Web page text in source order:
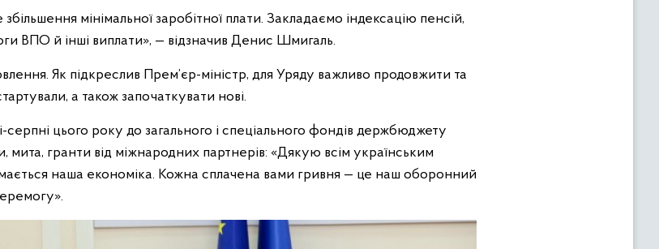
мінімальної заробітної плати. Закладаємо індексацію пенсій,
ВПО й інші виплати», — відзначив Денис Шмигаль.
Як підкреслив Прем’єр-міністр, для Уряду важливо продовжити та
а також започаткувати нові.
цього року до загального і спеціального фондів держбюджету
мита, гранти від міжнародних партнерів: «Дякую всім українським
наша економіка. Кожна сплачена вами гривня — це наш оборонний